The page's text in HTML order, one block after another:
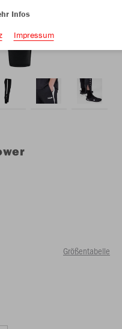
Größentabelle
Infos
Impressum